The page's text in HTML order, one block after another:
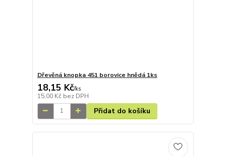
Dřevěná knopka 451 borovice hnědá 1ks
18,15 Kč/ks
15,00 Kč bez DPH
Přidat do košíku